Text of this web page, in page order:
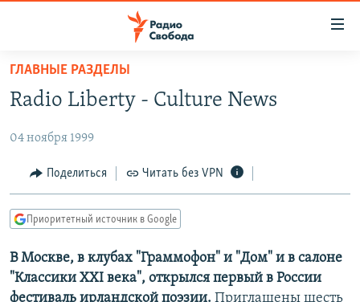
упрощенного
доступа
содержанию
Вернутся
навигации
Вернутся
ПРОГРАММЫ
АВТОРСКИЕ ПРОЕКТЫ
ЦИТАТЫ СВОБОДЫ
КУЛЬТУРА
IDEL.РЕАЛИИ
КАВКАЗ.РЕАЛИИ
ГЛАВНЫЕ РАЗДЕЛЫ
Radio Liberty - Culture News
04 ноября 1999
Поделиться Читать без VPN
Приоритетный источник в Google
В Москве, в клубах "Граммофон" и "Дом" и в салоне
"Классики XXI века", открылся первый в России
фестиваль ирландской поэзии. Приглашены шесть